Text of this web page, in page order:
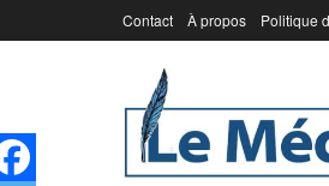
Contact À propos Politique